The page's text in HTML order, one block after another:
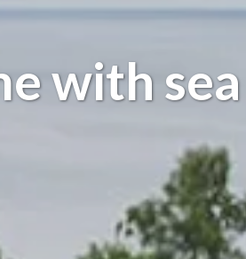
with sea